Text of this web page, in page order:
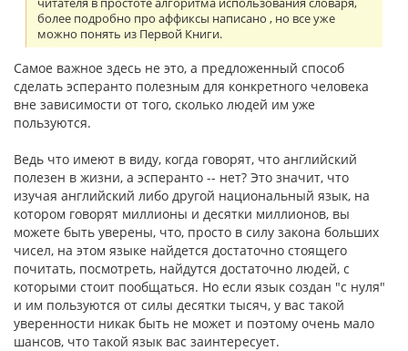
более подробно про аффиксы написано , но все уже
можно понять из Первой Книги.
Самое важное здесь не это, а предложенный способ
сделать эсперанто полезным для конкретного человека
вне зависимости от того, сколько людей им уже
пользуются.
Ведь что имеют в виду, когда говорят, что английский
полезен в жизни, а эсперанто -- нет? Это значит, что
изучая английский либо другой национальный язык, на
котором говорят миллионы и десятки миллионов, вы
можете быть уверены, что, просто в силу закона больших
чисел, на этом языке найдется достаточно стоящего
почитать, посмотреть, найдутся достаточно людей, с
которыми стоит пообщаться. Но если язык создан "с нуля"
и им пользуются от силы десятки тысяч, у вас такой
уверенности никак быть не может и поэтому очень мало
шансов, что такой язык вас заинтересует.